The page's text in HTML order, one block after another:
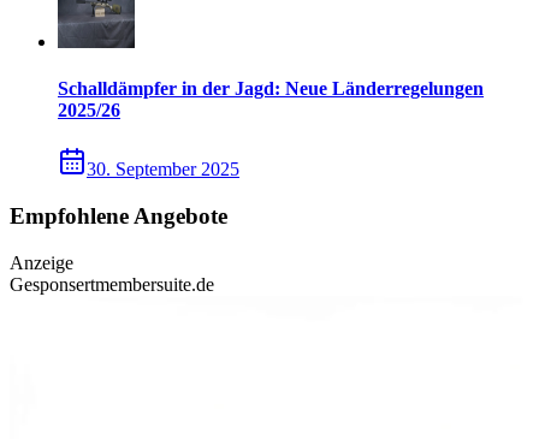
Schalldämpfer in der Jagd: Neue Länderregelungen
2025/26
30. September 2025
Empfohlene Angebote
Anzeige
Gesponsertmembersuite.de